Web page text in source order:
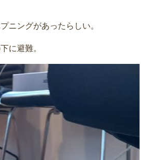
ニングがあったらしい。
に避難。